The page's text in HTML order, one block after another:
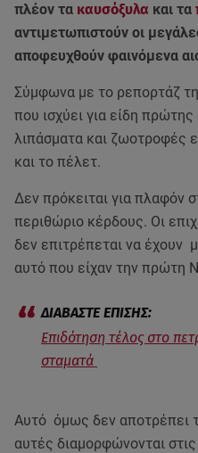
πλέον τα καυσόξυλα και τα
αντιμετωπιστούν οι
αποφευχθούν φαινόμενα
Σύμφωνα με το ρεπορτάζ
που ισχύει για είδη
λιπάσματα και ζωοτροφές
και το πέλετ.
Δεν πρόκειται για πλαφόν
περιθώριο κέρδους. Οι
δεν επιτρέπεται να
αυτό που είχαν την πρώτη
Επιδότηση τέλος στο
σταματά
Αυτό όμως δεν αποτρέπει
αυτές διαμορφώνονται